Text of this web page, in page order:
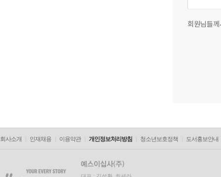
회원님들
회사소개 인재채용 이용약관 개인정보처리방침 청소년보호정책 도서홍보안내